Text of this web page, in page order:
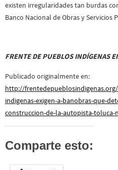
existen irregularidades tan burdas
Banco Nacional de Obras y Servicios
FRENTE DE PUEBLOS INDÍGENAS
Publicado originalmente en:
http://
indigenas-exigen-a-banobras-que-
construccion-de-la-autopista-toluca-
Comparte esto: